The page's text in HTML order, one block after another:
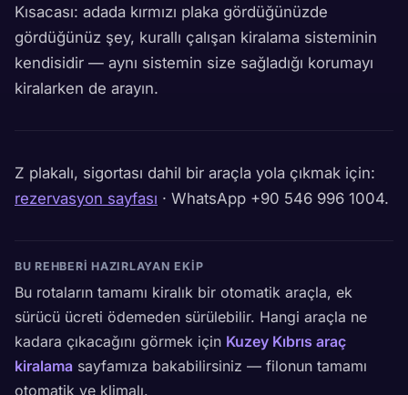
Kısacası: adada kırmızı plaka gördüğünüzde
gördüğünüz şey, kurallı çalışan kiralama sisteminin
kendisidir — aynı sistemin size sağladığı korumayı
kiralarken de arayın.
Z plakalı, sigortası dahil bir araçla yola çıkmak için:
rezervasyon sayfası · WhatsApp +90 546 996 1004.
BU REHBERI HAZIRLAYAN EKIP
Bu rotaların tamamı kiralık bir otomatik araçla, ek
sürücü ücreti ödemeden sürülebilir. Hangi araçla ne
kadara çıkacağını görmek için Kuzey Kıbrıs araç
kiralama sayfamıza bakabilirsiniz — filonun tamamı
otomatik ve klimalı.